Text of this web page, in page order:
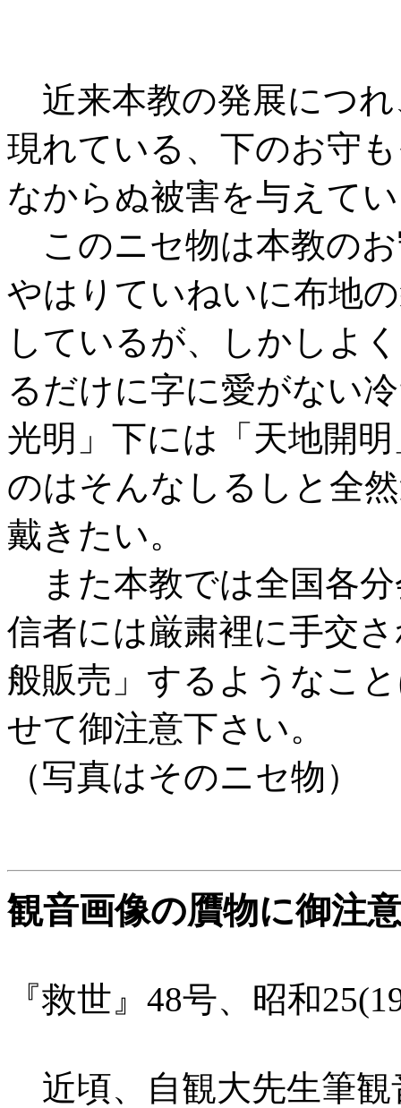
近来本教の発展につ
現れている、下のお守
なからぬ被害を与えて
このニセ物は本教の
やはりていねいに布地
しているが、しかしよ
るだけに字に愛がない
光明」下には「天地開
のはそんなしるしと全
戴きたい。
また本教では全国各
信者には厳粛裡に手交
般販売」するようなこ
せて御注意下さい。
（写真はそのニセ物）
観音画像の贋物に御注
『救世』48号、昭和
近頃、自観大先生筆観